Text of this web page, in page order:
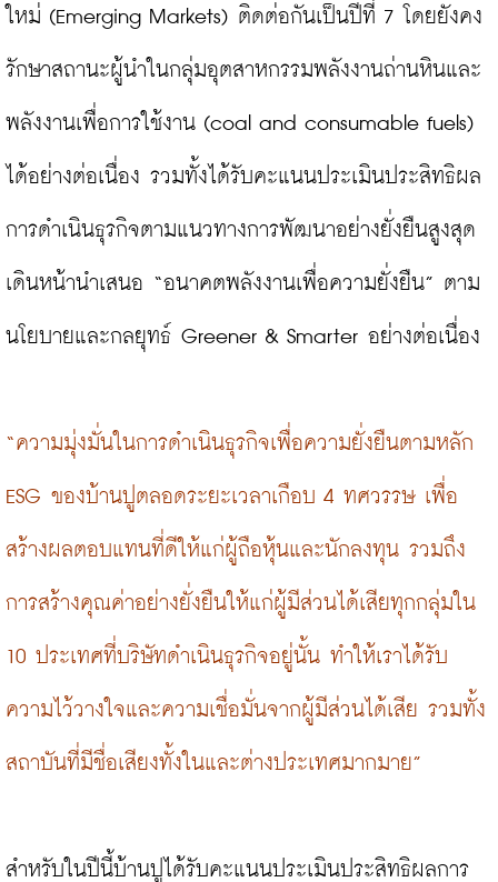
ใหม่ (Emerging Markets) ติดต่อกันเป็นปีที่ 7 โดยยังคง
รักษาสถานะผู้นำในกลุ่มอุตสาหกรรมพลังงานถ่านหินและ
พลังงานเพื่อการใช้งาน (coal and consumable fuels)
ได้อย่างต่อเนื่อง รวมทั้งได้รับคะแนนประเมินประสิทธิผล
การดำเนินธุรกิจตามแนวทางการพัฒนาอย่างยั่งยืนสูงสุด
เดินหน้านำเสนอ “อนาคตพลังงานเพื่อความยั่งยืน” ตาม
นโยบายและกลยุทธ์ Greener & Smarter อย่างต่อเนื่อง
“ความมุ่งมั่นในการดำเนินธุรกิจเพื่อความยั่งยืนตามหลัก
ESG ของบ้านปูตลอดระยะเวลาเกือบ 4 ทศวรรษ เพื่อ
สร้างผลตอบแทนที่ดีให้แก่ผู้ถือหุ้นและนักลงทุน รวมถึง
การสร้างคุณค่าอย่างยั่งยืนให้แก่ผู้มีส่วนได้เสียทุกกลุ่มใน
10 ประเทศที่บริษัทดำเนินธุรกิจอยู่นั้น ทำให้เราได้รับ
ความไว้วางใจและความเชื่อมั่นจากผู้มีส่วนได้เสีย รวมทั้ง
สถาบันที่มีชื่อเสียงทั้งในและต่างประเทศมากมาย”
สำหรับในปีนี้บ้านปูได้รับคะแนนประเมินประสิทธิผลการ